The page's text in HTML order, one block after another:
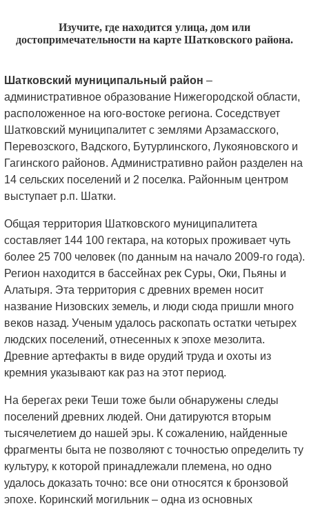
Изучите, где находится улица, дом или
достопримечательности на карте Шатковского района.
Шатковский муниципальный район –
административное образование Нижегородской области,
расположенное на юго-востоке региона. Соседствует
Шатковский муниципалитет с землями Арзамасского,
Перевозского, Вадского, Бутурлинского, Лукояновского и
Гагинского районов. Административно район разделен на
14 сельских поселений и 2 поселка. Районным центром
выступает р.п. Шатки.
Общая территория Шатковского муниципалитета
составляет 144 100 гектара, на которых проживает чуть
более 25 700 человек (по данным на начало 2009-го года).
Регион находится в бассейнах рек Суры, Оки, Пьяны и
Алатыря. Эта территория с древних времен носит
название Низовских земель, и люди сюда пришли много
веков назад. Ученым удалось раскопать остатки четырех
людских поселений, отнесенных к эпохе мезолита.
Древние артефакты в виде орудий труда и охоты из
кремния указывают как раз на этот период.
На берегах реки Теши тоже были обнаружены следы
поселений древних людей. Они датируются вторым
тысячелетием до нашей эры. К сожалению, найденные
фрагменты быта не позволяют с точностью определить ту
культуру, к которой принадлежали племена, но одно
удалось доказать точно: все они относятся к бронзовой
эпохе. Коринский могильник – одна из основных